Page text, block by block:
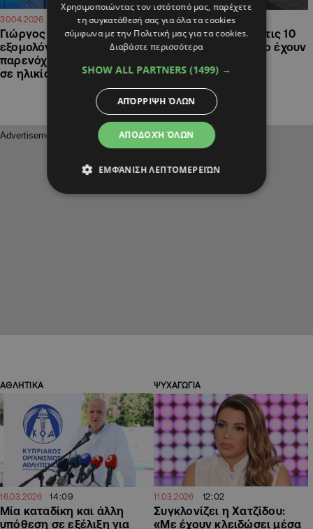
30.04.2026
Γιώργος Λιάγκας: Η
εξομολόγηση για την
παρενόχληση που δέχτηκε
σε ηλικία 16 ετών
08.04.2026 14:32
Eurostat: Σχεδόν 4 στις 10
γυναίκες στην Κύπρο έχουν
ΑΘΛΗΤΙΚΑ
16.03.2026 14:09
Μία καταδίκη και άλλη
υπόθεση σε εξέλιξη για
ΨΥΧΑΓΩΓΙΑ
11.03.2026 12:02
Συγκλονίζει η Χατζίδου:
«Mε έχουν κλειδώσει μέσα
Χρησιμοποιώντας τον ιστότοπό μας, παρέχετε
τη συγκατάθεσή σας για όλα τα cookies
σύμφωνα με την Πολιτική μας για τα cookies.
Διαβάστε περισσότερα
SHOW ALL PARTNERS (1499) →
ΑΠΟΔΟΧΉ ΌΛΩΝ
ΑΠΌΡΡΙΨΗ ΌΛΩΝ
ΕΜΦΆΝΙΣΗ ΛΕΠΤΟΜΕΡΕΙΏΝ